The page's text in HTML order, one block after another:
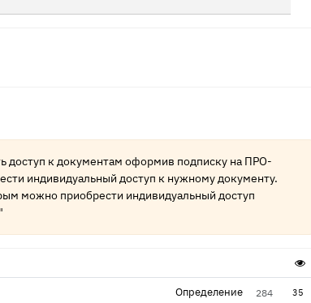
доступ к документам оформив подписку на ПРО-
индивидуальный доступ к нужному документу.
можно приобрести индивидуальный доступ
Определение
284
35